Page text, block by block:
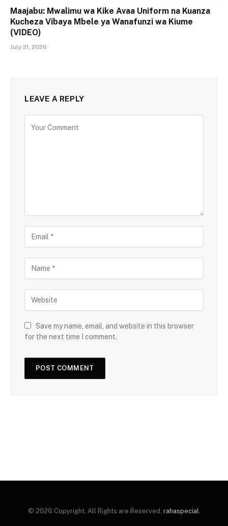
Maajabu: Mwalimu wa Kike Avaa Uniform na Kuanza
Kucheza Vibaya Mbele ya Wanafunzi wa Kiume
(VIDEO)
July 21, 2026
LEAVE A REPLY
Save my name, email, and website in this browser
for the next time I comment.
© 2026 Copyright. All Rights are Reserved. rahaspecial.